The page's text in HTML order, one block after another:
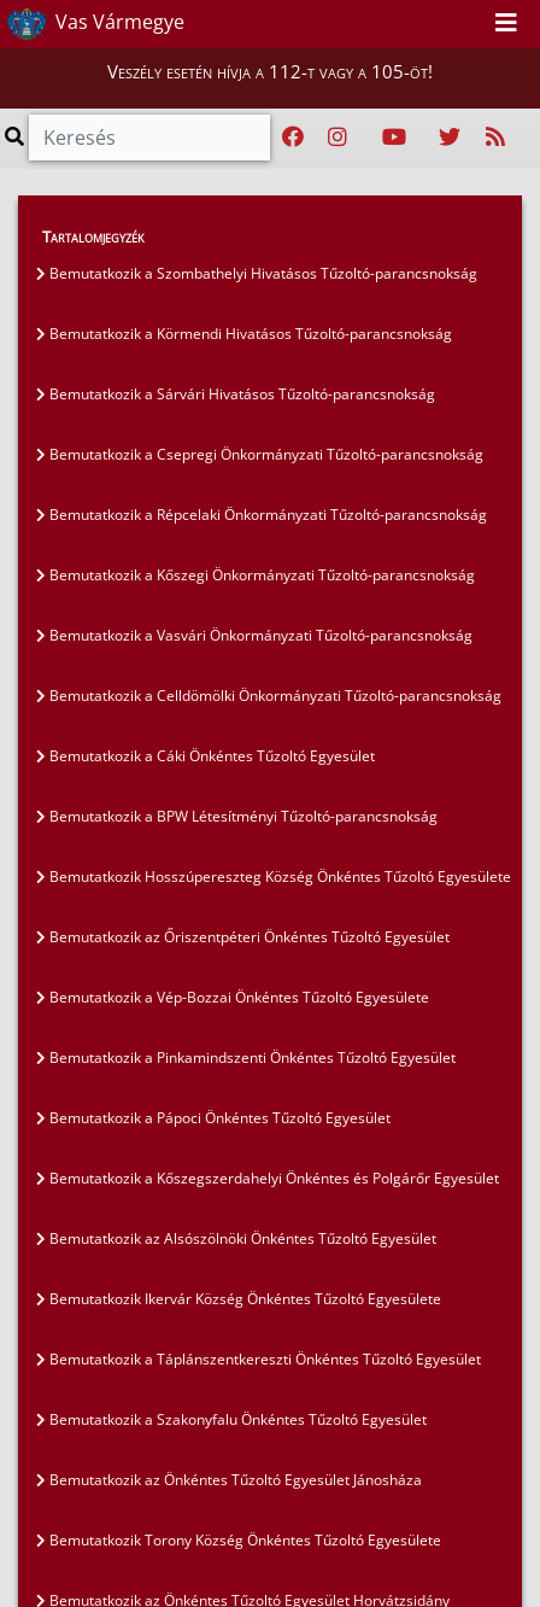
Vas Vármegye
Veszély esetén hívja a 112-t vagy a 105-öt!
Híreink > Mi vigyázunk rátok, Vasiak!
Bemutatkozik az Egyházashetyei Önkéntes Tűzoltó
Tartalomjegyzék
Bemutatkozik a Szombathelyi Hivatásos Tűzoltó-parancsnokság
Bemutatkozik a Körmendi Hivatásos Tűzoltó-parancsnokság
Bemutatkozik a Sárvári Hivatásos Tűzoltó-parancsnokság
Bemutatkozik a Csepregi Önkormányzati Tűzoltó-parancsnokság
Bemutatkozik a Répcelaki Önkormányzati Tűzoltó-parancsnokság
Bemutatkozik a Kőszegi Önkormányzati Tűzoltó-parancsnokság
Bemutatkozik a Vasvári Önkormányzati Tűzoltó-parancsnokság
Bemutatkozik a Celldömölki Önkormányzati Tűzoltó-parancsnokság
Bemutatkozik a Cáki Önkéntes Tűzoltó Egyesület
Bemutatkozik a BPW Létesítményi Tűzoltó-parancsnokság
Bemutatkozik Hosszúpereszteg Község Önkéntes Tűzoltó Egyesülete
Bemutatkozik az Őriszentpéteri Önkéntes Tűzoltó Egyesület
Bemutatkozik a Vép-Bozzai Önkéntes Tűzoltó Egyesülete
Bemutatkozik a Pinkamindszenti Önkéntes Tűzoltó Egyesület
Bemutatkozik a Pápoci Önkéntes Tűzoltó Egyesület
Bemutatkozik a Kőszegszerdahelyi Önkéntes és Polgárőr Egyesület
Bemutatkozik az Alsószölnöki Önkéntes Tűzoltó Egyesület
Bemutatkozik Ikervár Község Önkéntes Tűzoltó Egyesülete
Bemutatkozik a Táplánszentkereszti Önkéntes Tűzoltó Egyesület
Bemutatkozik a Szakonyfalu Önkéntes Tűzoltó Egyesület
Bemutatkozik az Önkéntes Tűzoltó Egyesület Jánosháza
Bemutatkozik Torony Község Önkéntes Tűzoltó Egyesülete
Bemutatkozik az Önkéntes Tűzoltó Egyesület Horvátzsidány